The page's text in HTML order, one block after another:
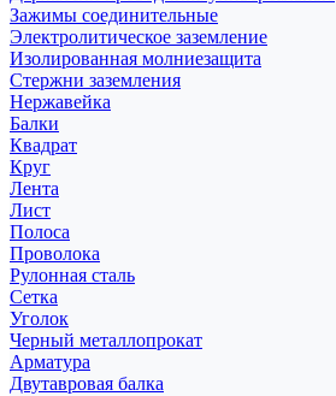
Зажимы соединительные
Электролитическое заземление
Изолированная молниезащита
Стержни заземления
Нержавейка
Балки
Квадрат
Круг
Лента
Лист
Полоса
Проволока
Рулонная сталь
Сетка
Уголок
Черный металлопрокат
Арматура
Двутавровая балка